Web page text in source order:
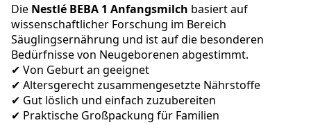
Die Nestlé BEBA 1 Anfangsmilch basiert auf
wissenschaftlicher Forschung im Bereich
Säuglingsernährung und ist auf die besonderen
Bedürfnisse von Neugeborenen abgestimmt.
✔ Von Geburt an geeignet
✔ Altersgerecht zusammengesetzte Nährstoffe
✔ Gut löslich und einfach zuzubereiten
✔ Praktische Großpackung für Familien